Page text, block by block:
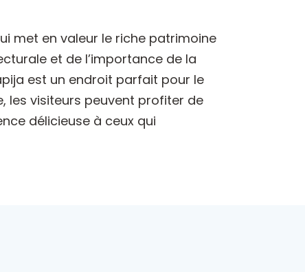
met en valeur le riche patrimoine
et de l’importance de la
est un endroit parfait pour le
les visiteurs peuvent profiter de
délicieuse à ceux qui